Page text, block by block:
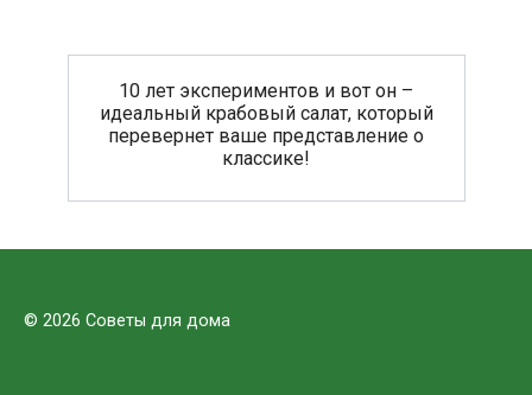
10 лет экспериментов и вот он –
идеальный крабовый салат, который
перевернет ваше представление о
классике!
© 2026 Советы для дома